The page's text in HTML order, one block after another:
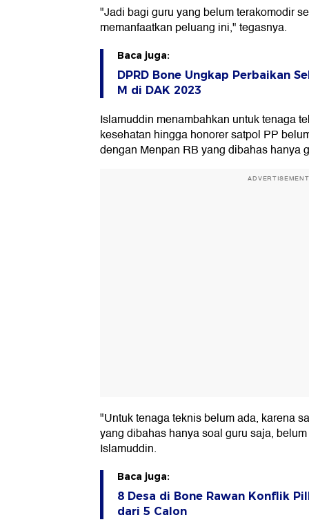
"Jadi bagi guru yang belum terakomodir
memanfaatkan peluang ini," tegasnya.
Baca juga:
DPRD Bone Ungkap Perbaikan
M di DAK 2023
Islamuddin menambahkan untuk tenaga
kesehatan hingga honorer satpol PP
dengan Menpan RB yang dibahas hanya
ADVERTISEMENT
"Untuk tenaga teknis belum ada, karena
yang dibahas hanya soal guru saja,
Islamuddin.
Baca juga:
8 Desa di Bone Rawan Konflik
dari 5 Calon